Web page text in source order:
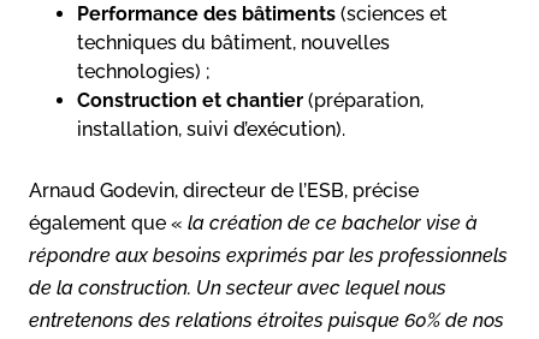
Performance des bâtiments (sciences et
techniques du bâtiment, nouvelles
technologies) ;
Construction et chantier (préparation,
installation, suivi d’exécution).
Arnaud Godevin, directeur de l’ESB, précise
également que « la création de ce bachelor vise à
répondre aux besoins exprimés par les professionnels
de la construction. Un secteur avec lequel nous
entretenons des relations étroites puisque 60% de nos